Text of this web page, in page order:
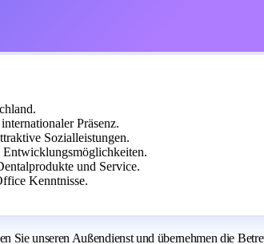
Präsenz.
Sozialleistungen.
Entwicklungsmöglichkeiten.
und Service.
Kenntnisse.
unseren Außendienst und übernehmen die